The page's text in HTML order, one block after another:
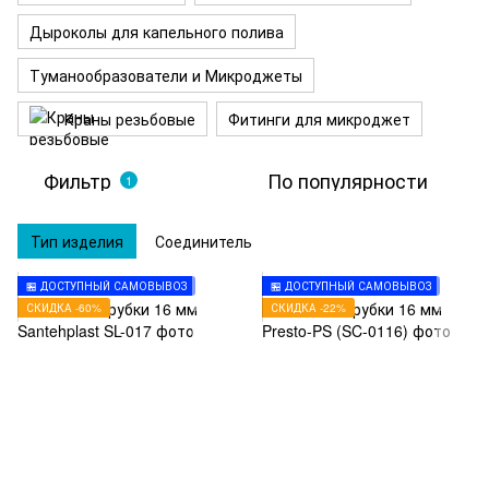
Дыроколы для капельного полива
Туманообразователи и Микроджеты
Краны резьбовые
Фитинги для микроджет
Фильтр 1 По популярности
Тип изделия Соединитель
🏪 ДОСТУПНЫЙ САМОВЫВОЗ
СКИДКА -60%
🏪 ДОСТУПНЫЙ САМОВЫВОЗ
СКИДКА -22%